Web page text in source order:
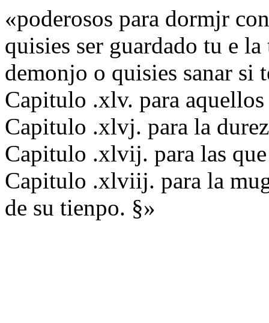
«poderosos para dormjr
quisies ser guardado tu e
demonjo o quisies sanar si
Capitulo .xlv. para
Capitulo .xlvj. para la
Capitulo .xlvij. para las
Capitulo .xlviij. para la
de su tienpo. §»